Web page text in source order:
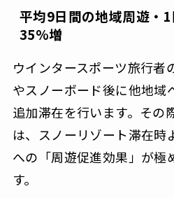
平均9日間の地域周遊・
35%増
ウインタースポーツ旅行者
やスノーボード後に他地域
追加滞在を行います。その
は、スノーリゾート滞在時
への「周遊促進効果」が極
す。